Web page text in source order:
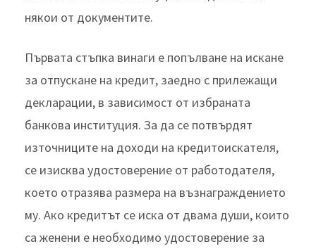
някои от документите.
Първата стъпка винаги е попълване на искане
за отпускане на кредит, заедно с прилежащи
декларации, в зависимост от избраната
банкова институция. За да се потвърдят
източниците на доходи на кредитоискателя,
се изисква удостоверение от работодателя,
което отразява размера на възнаграждението
му. Ако кредитът се иска от двама души, които
са женени е необходимо удостоверение за